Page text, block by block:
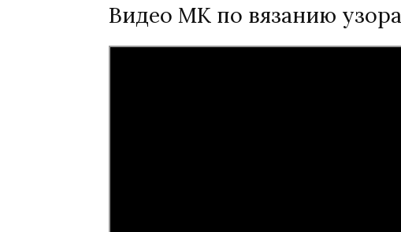
Видео МК по вязанию узора